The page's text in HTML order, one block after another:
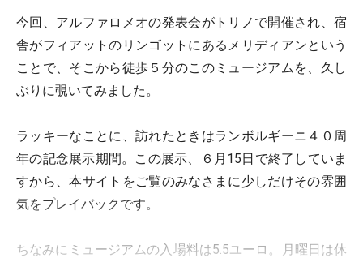
今回、アルファロメオの発表会がトリノで開催され、宿
舎がフィアットのリンゴットにあるメリディアンという
ことで、そこから徒歩５分のこのミュージアムを、久し
ぶりに覗いてみました。
ラッキーなことに、訪れたときはランボルギーニ４０周
年の記念展示期間。この展示、６月15日で終了していま
すから、本サイトをご覧のみなさまに少しだけその雰囲
気をプレイバックです。
ちなみにミュージアムの入場料は5.5ユーロ。月曜日は休